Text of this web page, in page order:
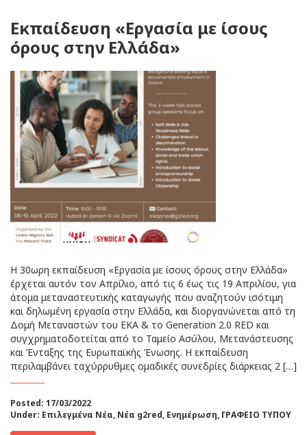
Εκπαίδευση «Εργασία με ίσους
όρους στην Ελλάδα»
Η 30ωρη εκπαίδευση «Εργασία με ίσους όρους στην Ελλάδα»
έρχεται αυτόν τον Απρίλιο, από τις 6 έως τις 19 Απριλίου, για
άτομα μεταναστευτικής καταγωγής που αναζητούν ισότιμη
και δηλωμένη εργασία στην Ελλάδα, και διοργανώνεται από τη
Δομή Μεταναστών του EKA & το Generation 2.0 RED και
συγχρηματοδοτείται από το Ταμείο Ασύλου, Μετανάστευσης
και Ένταξης της Ευρωπαϊκής Ένωσης. Η εκπαίδευση
περιλαμβάνει ταχύρρυθμες ομαδικές συνεδρίες διάρκειας 2 […]
Posted: 17/03/2022
Under: Επιλεγμένα Νέα, Νέα g2red, Ενημέρωση, ΓΡΑΦΕΙΟ ΤΥΠΟΥ